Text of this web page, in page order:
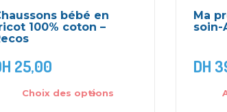
bébé en
100% coton –
25,00
Choix des options
Ma
soin-
DH